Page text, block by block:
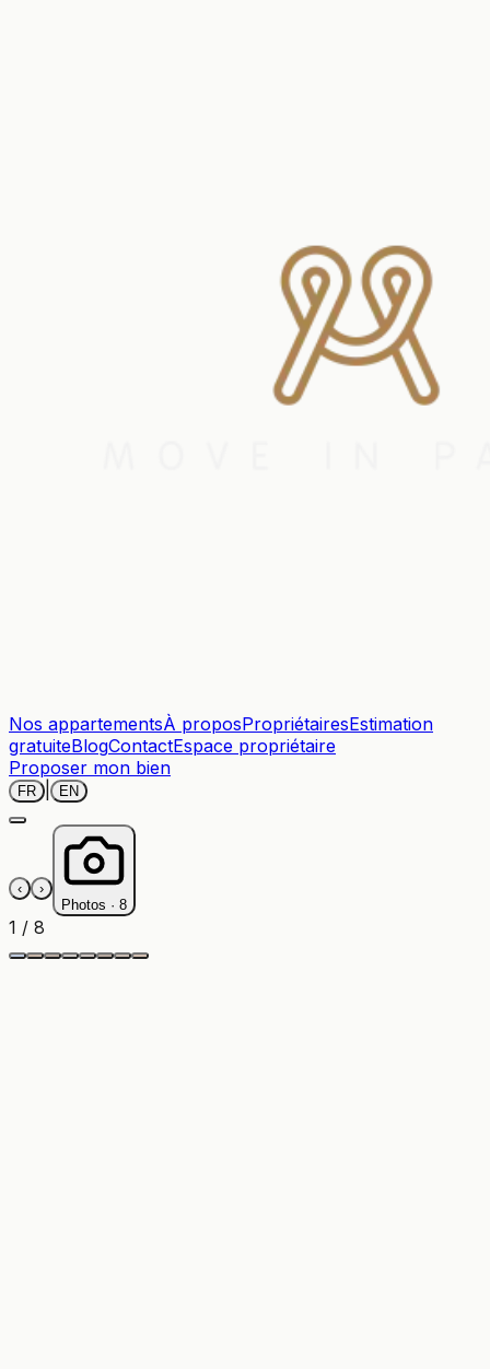
Nos appartementsÀ proposPropriétairesEstimation
gratuiteBlogContactEspace propriétaire
Proposer mon bien
FR EN
‹
›
Photos · 8
1 / 8